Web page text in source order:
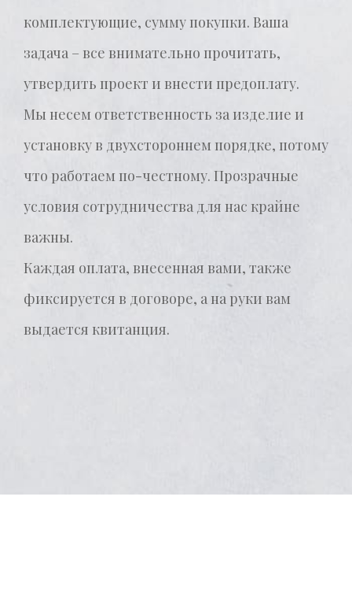
комплектующие, сумму покупки. Ваша
задача – все внимательно прочитать,
утвердить проект и внести предоплату.
Мы несем ответственность за изделие и
установку в двухстороннем порядке, потому
что работаем по-честному. Прозрачные
условия сотрудничества для нас крайне
важны.
Каждая оплата, внесенная вами, также
фиксируется в договоре, а на руки вам
выдается квитанция.